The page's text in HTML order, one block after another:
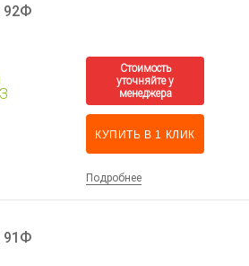
92Ф
КУПИТЬ В 1 КЛИК
Подробнее
91Ф